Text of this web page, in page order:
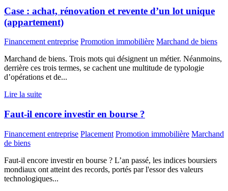
Case : achat, rénovation et revente d’un lot unique
(appartement)
Financement entreprise Promotion immobilière Marchand de biens
Marchand de biens. Trois mots qui désignent un métier. Néanmoins,
derrière ces trois termes, se cachent une multitude de typologie
d’opérations et de...
Lire la suite
Faut-il encore investir en bourse ?
Financement entreprise Placement Promotion immobilière Marchand
de biens
Faut-il encore investir en bourse ? L’an passé, les indices boursiers
mondiaux ont atteint des records, portés par l'essor des valeurs
technologiques...